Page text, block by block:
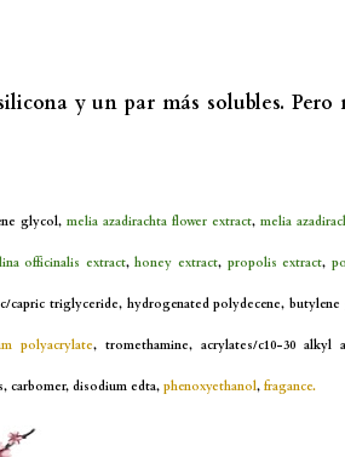
y un par más solubles. Pero
glycol, melia azadirachta flower extract, melia
officinalis extract,honey extract, propolis extract,
capric triglyceride, hydrogenated polydecene,
polyacrylate, tromethamine, acrylates/c10-30 alkyl
carbomer, disodium edta, phenoxyethanol,fragance.